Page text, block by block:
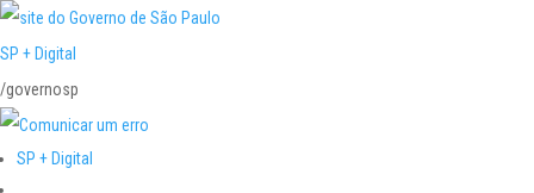
SP + Digital
/governosp
SP + Digital